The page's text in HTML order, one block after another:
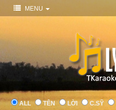
MENU
ALL TÊN LỜI C.SỸ